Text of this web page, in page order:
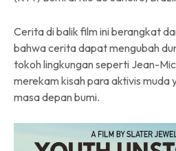
Cerita di balik film ini berangkat
bahwa cerita dapat mengubah
tokoh lingkungan seperti Jean-
merekam kisah para aktivis muda
masa depan bumi.